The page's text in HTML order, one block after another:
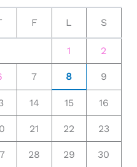
F L S
1 2
7 8 9
14 15 16
21 22 23
28 29 30